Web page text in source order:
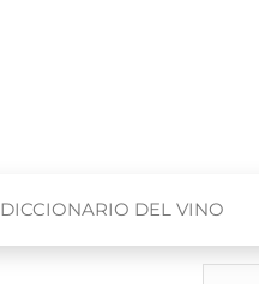
DICCIONARIO DEL VINO